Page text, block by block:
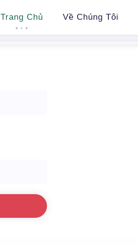
Trang Chủ Về Chúng Tôi